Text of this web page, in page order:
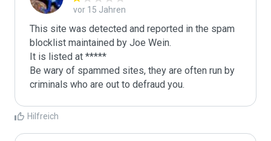
vor 15 Jahren
This site was detected and reported in the spam
blocklist maintained by Joe Wein.
It is listed at *****
Be wary of spammed sites, they are often run by
criminals who are out to defraud you.
Hilfreich